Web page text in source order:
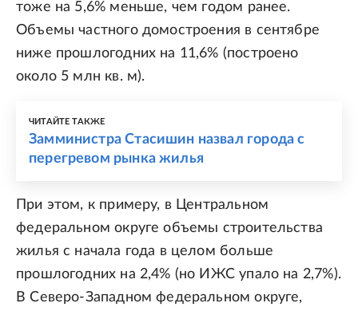
тоже на 5,6% меньше, чем годом ранее.
Объемы частного домостроения в сентябре
ниже прошлогодних на 11,6% (построено
около 5 млн кв. м).
ЧИТАЙТЕ ТАКЖЕ
Замминистра Стасишин назвал города с
перегревом рынка жилья
При этом, к примеру, в Центральном
федеральном округе объемы строительства
жилья с начала года в целом больше
прошлогодних на 2,4% (но ИЖС упало на 2,7%).
В Северо-Западном федеральном округе,